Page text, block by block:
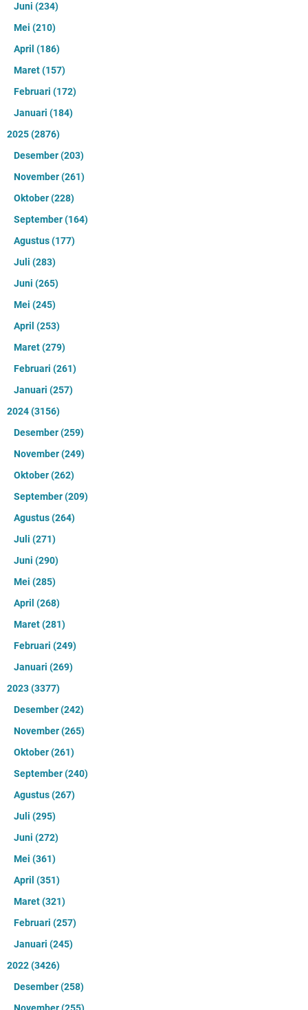
Juni (234)
Mei (210)
April (186)
Maret(157)
Februari (172)
Januari (184)
2025(2876)
Desember(203)
November(261)
Oktober(228)
September(164)
Agustus(177)
Juli (283)
Juni (265)
Mei (245)
April (253)
Maret(279)
Februari (261)
Januari (257)
2024(3156)
Desember(259)
November(249)
Oktober(262)
September(209)
Agustus(264)
Juli (271)
Juni (290)
Mei (285)
April (268)
Maret(281)
Februari (249)
Januari (269)
2023(3377)
Desember(242)
November(265)
Oktober(261)
September(240)
Agustus(267)
Juli (295)
Juni (272)
Mei (361)
April (351)
Maret(321)
Februari (257)
Januari (245)
2022(3426)
Desember(258)